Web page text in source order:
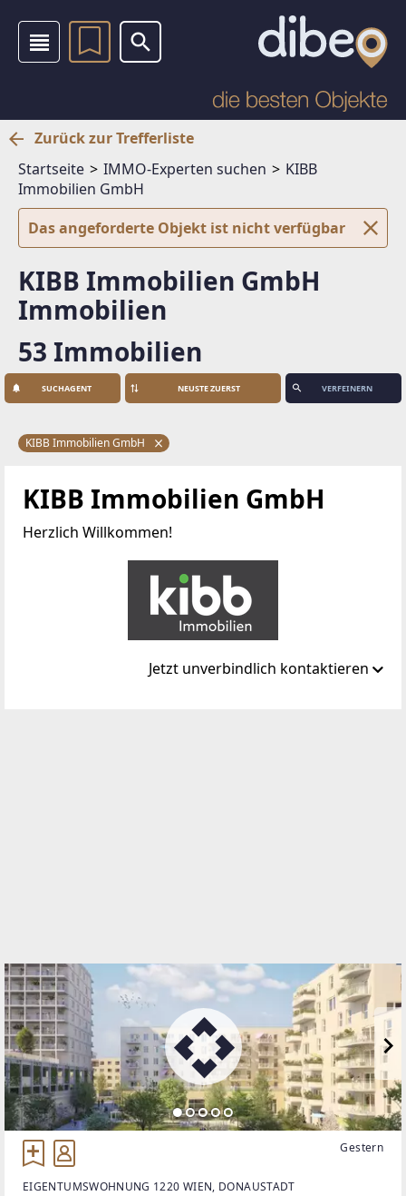
Zurück zur Trefferliste
Startseite
IMMO-Experten suchen
KIBB
Immobilien GmbH
Das angeforderte Objekt ist nicht verfügbar
KIBB Immobilien GmbH
Immobilien
53 Immobilien
SUCHAGENT VERFEINERN
KIBB Immobilien GmbH
KIBB Immobilien GmbH
Herzlich Willkommen!
Jetzt unverbindlich kontaktieren
Gestern
EIGENTUMSWOHNUNG 1220 WIEN, DONAUSTADT